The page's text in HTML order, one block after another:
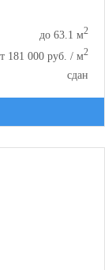
до 63.1 м2
181 000 руб. / м2
сдан